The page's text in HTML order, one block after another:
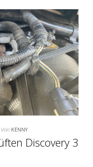
Von KENNY
Discovery 3